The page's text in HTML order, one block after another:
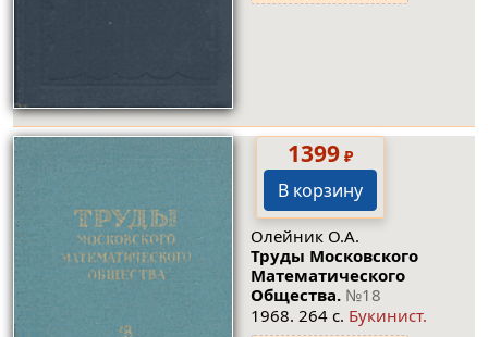
1399₽
В корзину
Олейник О.А.
Труды Московского
Математического
Общества. №18
1968. 264 с. Букинист.